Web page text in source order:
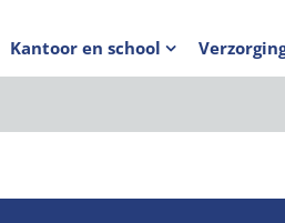
Kantoor en school